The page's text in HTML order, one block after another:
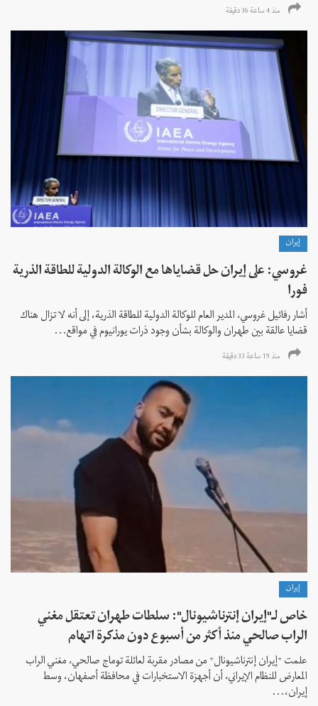
منذ 4 ساعة 36 دقیقة
إيران
غروسي: على إيران حل قضاياها مع الوكالة الدولية للطاقة الذرية
فورا
أشار رفائيل غروسي، المدير العام للوكالة الدولية للطاقة الذرية، إلى أنه لا تزال هناك
قضايا عالقة بين طهران والوكالة بشأن وجود ذرات يورانيوم في مواقع...
منذ 19 ساعة 33 دقیقة
إيران
خاص لـ"إيران إنترناشيونال": سلطات طهران تعتقل مغني
الراب صالحي منذ أكثر من أسبوع دون مذكرة اتهام
علمت "إيران إنترناشيونال" من مصادر مقربة لعائلة توماج صالحي، مغني الراب
المعارض للنظام الإيراني، أن أجهزة الاستخبارات في محافظة أصفهان، وسط
إيران،...